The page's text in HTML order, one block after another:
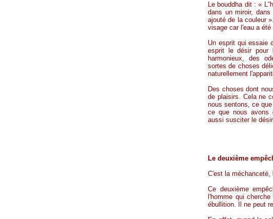
Le bouddha dit : «
dans un miroir,
ajouté de la couleur
visage car l'eau a été
Un esprit qui essaie
esprit le désir pour
harmonieux, des
sortes de choses
naturellement
Des choses dont
de plaisirs. Cela ne
nous sentons, ce
ce que nous avons
aussi susciter le
Le deuxième
C'est la
Ce deuxième
l'homme qui
ébullition. Il ne peut